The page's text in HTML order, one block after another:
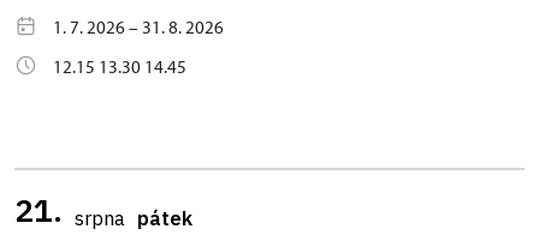
1. 7. 2026 – 31. 8. 2026
12.15 13.30 14.45
21. srpna pátek